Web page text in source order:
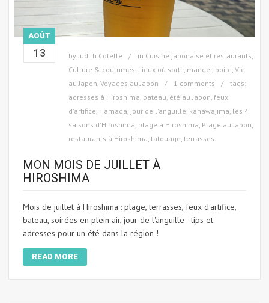
AOÛT
13 byJudith Cotelle in Cuisine japonaise et restaurants,
Culture & coutumes, Lieux où sortir, manger, boire, Vie
au Japon, Voyages au Japon 1 comments
tags:
adresses à Hiroshima, bateau, été au Japon, feux
d'artifice, Hamada, jour de l'anguille, kanawajima, les 4
saisons d'Hiroshima, plage à Hiroshima, Plage au Japon,
restaurants à Hiroshima, tatouage, terrasses
MON MOIS DE JUILLET À
HIROSHIMA
Mois de juillet à Hiroshima : plage, terrasses, feux d'artifice,
bateau, soirées en plein air, jour de l'anguille - tips et
adresses pour un été dans la région !
READ MORE